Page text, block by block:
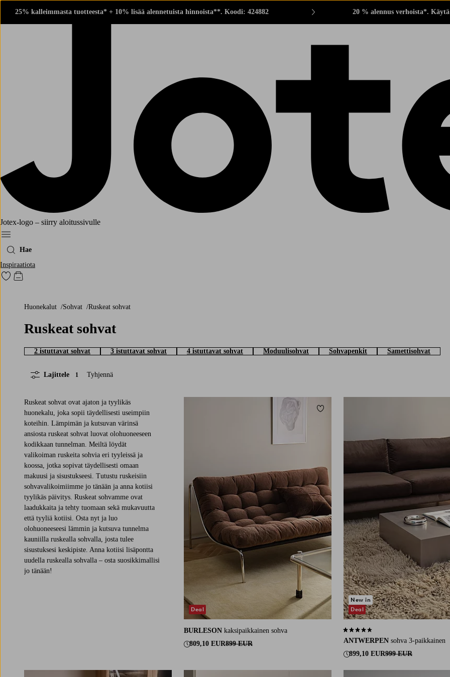
25% kalleimmasta tuotteesta* + 10% lisää alennetuista hinnoista**. Koodi: 424882 20 % alennus verhoista*.
Jotex-logo – siirry aloitussivulle
Menu
Hae
Inspiraatiota
Siirry merkittyihin suosikkituotteisiin
Siirry ostoskoriin
Huonekalut Sohvat Ruskeat sohvat
Ruskeat sohvat
2 istuttavat sohvat 3 istuttavat sohvat 4 istuttavat sohvat Moduulisohvat Sohvapenkit Samettisohvat
Lajittele 1 Tyhjennä
Ruskeat sohvat ovat ajaton ja tyylikäs
huonekalu, joka sopii täydellisesti useimpiin
koteihin. Lämpimän ja kutsuvan värinsä
ansiosta ruskeat sohvat luovat olohuoneeseen
kodikkaan tunnelman. Meiltä löydät
valikoiman ruskeita sohvia eri tyyleissä ja
koossa, jotka sopivat täydellisesti omaan
makuusi ja sisustukseesi. Tutustu ruskeisiin
sohvavalikoimiimme jo tänään ja anna kotiisi
tyylikäs päivitys. Ruskeat sohvamme ovat
laadukkaita ja tehty tuomaan sekä mukavuutta
että tyyliä kotiisi. Osta nyt ja luo
olohuoneeseesi lämmin ja kutsuva tunnelma
kauniilla ruskealla sohvalla, josta tulee
sisustuksesi keskipiste. Anna kotiisi lisäpontta
uudella ruskealla sohvalla – osta suosikkimallisi
jo tänään!
BURLESON kaksipaikkainen sohva
809,10 EUR899 EUR
Deal
Lisää suosikkeihin
ANTWERPEN sohva 3-paikkainen
899,10 EUR999 EUR
4,4 perustuen 38 arvosanaan
New in
Deal